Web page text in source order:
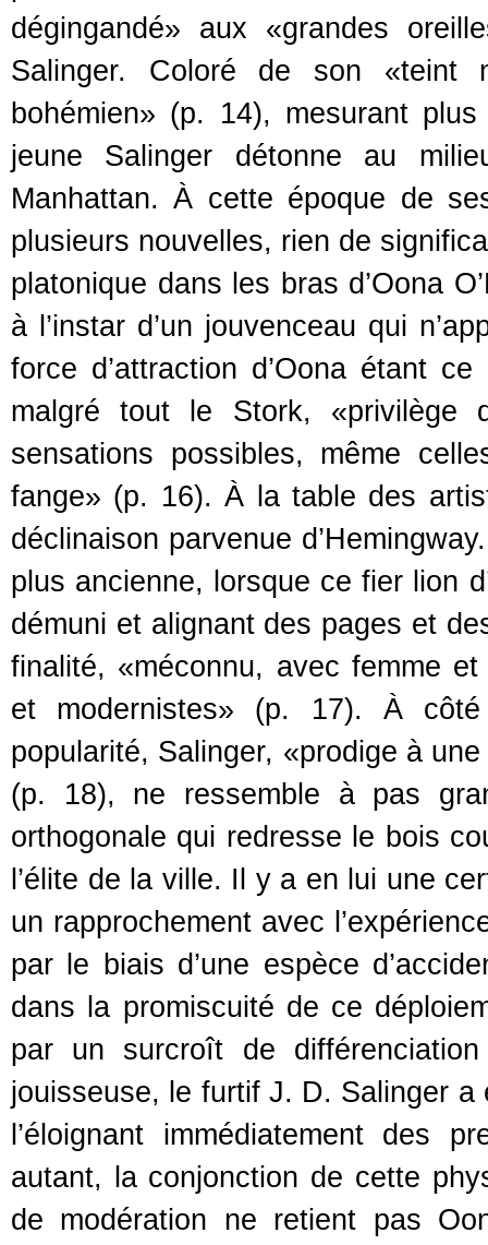
dégingandé» aux «grandes
Salinger. Coloré de son «teint
bohémien» (p. 14), mesurant
jeune Salinger détonne au
Manhattan. À cette époque de
plusieurs nouvelles, rien de
platonique dans les bras d’Oona
à l’instar d’un jouvenceau qui
force d’attraction d’Oona étant
malgré tout le Stork, «privilège
sensations possibles, même
fange» (p. 16). À la table des
déclinaison parvenue
plus ancienne, lorsque ce fier lion
démuni et alignant des pages et
finalité, «méconnu, avec femme
et modernistes» (p. 17). À
popularité, Salinger, «prodige à
(p. 18), ne ressemble à pas
orthogonale qui redresse le bois
l’élite de la ville. Il y a en lui une
un rapprochement avec
par le biais d’une espèce
dans la promiscuité de ce
par un surcroît de
jouisseuse, le furtif J. D. Salinger
l’éloignant immédiatement des
autant, la conjonction de cette
de modération ne retient pas